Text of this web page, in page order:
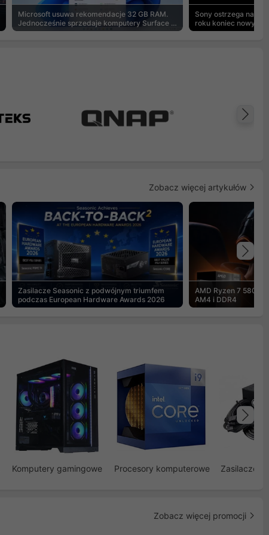
Microsoft usuwa rekomendacje 32 GB RAM.
Jednocześnie sprzedaje komputery Surface z
8 GB
Sony ostrzega na
roku koniec nowych
Zobacz więcej artykułów
Zasilacze Seasonic z podwójnym triumfem
podczas European Hardware Awards 2026
AMD Ryzen 7
AM4 i DDR4
Komputery gamingowe Procesory komputerowe Zasilacze
Zobacz więcej promocji